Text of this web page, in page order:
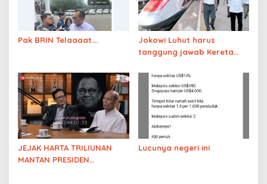
Pak BRIN Telaaaat….
Jokowi Luhut harus
tanggung jawab Kereta
JEJAK HARTA TRILIUNAN
MANTAN PRESIDEN
Lucunya negeri ini